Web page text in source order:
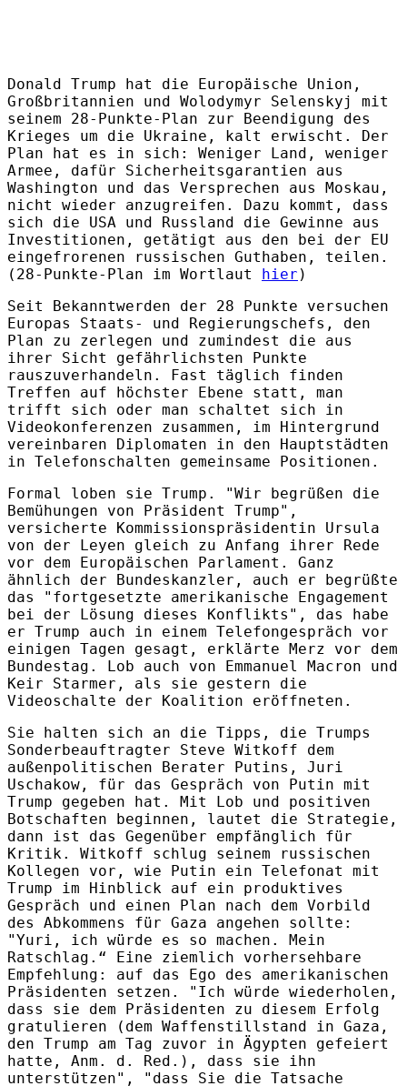
Donald Trump hat die Europäische Union,
Großbritannien und Wolodymyr Selenskyj mit
seinem 28-Punkte-Plan zur Beendigung des
Krieges um die Ukraine, kalt erwischt. Der
Plan hat es in sich: Weniger Land, weniger
Armee, dafür Sicherheitsgarantien aus
Washington und das Versprechen aus Moskau,
nicht wieder anzugreifen. Dazu kommt, dass
sich die USA und Russland die Gewinne aus
Investitionen, getätigt aus den bei der EU
eingefrorenen russischen Guthaben, teilen.
(28-Punkte-Plan im Wortlaut hier )
Seit Bekanntwerden der 28 Punkte versuchen
Europas Staats- und Regierungschefs, den
Plan zu zerlegen und zumindest die aus
ihrer Sicht gefährlichsten Punkte
rauszuverhandeln. Fast täglich finden
Treffen auf höchster Ebene statt, man
trifft sich oder man schaltet sich in
Videokonferenzen zusammen, im Hintergrund
vereinbaren Diplomaten in den Hauptstädten
in Telefonschalten gemeinsame Positionen.
Formal loben sie Trump. "Wir begrüßen die
Bemühungen von Präsident Trump",
versicherte Kommissionspräsidentin Ursula
von der Leyen gleich zu Anfang ihrer Rede
vor dem Europäischen Parlament. Ganz
ähnlich der Bundeskanzler, auch er begrüßte
das "fortgesetzte amerikanische Engagement
bei der Lösung dieses Konflikts", das habe
er Trump auch in einem Telefongespräch vor
einigen Tagen gesagt, erklärte Merz vor dem
Bundestag. Lob auch von Emmanuel Macron und
Keir Starmer, als sie gestern die
Videoschalte der Koalition eröffneten.
Sie halten sich an die Tipps, die Trumps
Sonderbeauftragter Steve Witkoff dem
außenpolitischen Berater Putins, Juri
Uschakow, für das Gespräch von Putin mit
Trump gegeben hat. Mit Lob und positiven
Botschaften beginnen, lautet die Strategie,
dann ist das Gegenüber empfänglich für
Kritik. Witkoff schlug seinem russischen
Kollegen vor, wie Putin ein Telefonat mit
Trump im Hinblick auf ein produktives
Gespräch und einen Plan nach dem Vorbild
des Abkommens für Gaza angehen sollte:
"Yuri, ich würde es so machen. Mein
Ratschlag.“ Eine ziemlich vorhersehbare
Empfehlung: auf das Ego des amerikanischen
Präsidenten setzen. "Ich würde wiederholen,
dass sie dem Präsidenten zu diesem Erfolg
gratulieren (dem Waffenstillstand in Gaza,
den Trump am Tag zuvor in Ägypten gefeiert
hatte, Anm. d. Red.), dass sie ihn
unterstützen", "dass Sie die Tatsache